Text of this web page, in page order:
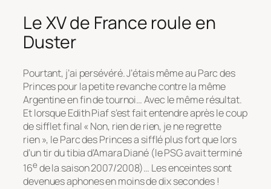
Le XV de France roule en
Duster
Pourtant, j’ai persévéré. J’étais même au Parc des
Princes pour la petite revanche contre la même
Argentine en fin de tournoi… Avec le même résultat.
Et lorsque Edith Piaf s’est fait entendre après le coup
de sifflet final « Non, rien de rien, je ne regrette
rien », le Parc des Princes a sifflé plus fort que lors
d’un tir du tibia d’Amara Diané (le PSG avait terminé
16ede la saison 2007/2008)… Les enceintes sont
devenues aphones en moins de dix secondes !